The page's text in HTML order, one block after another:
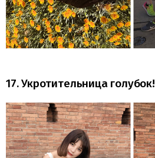
17. Укротительница голубок!